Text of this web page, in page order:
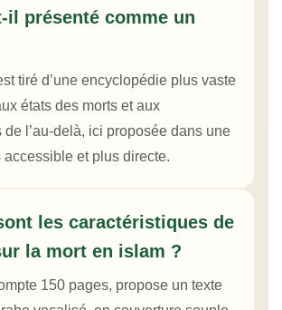
il présenté comme un
tiré d’une encyclopédie plus vaste
états des morts et aux
de l’au-delà, ici proposée dans une
et plus directe.
les caractéristiques de
la mort en islam ?
150 pages, propose un texte